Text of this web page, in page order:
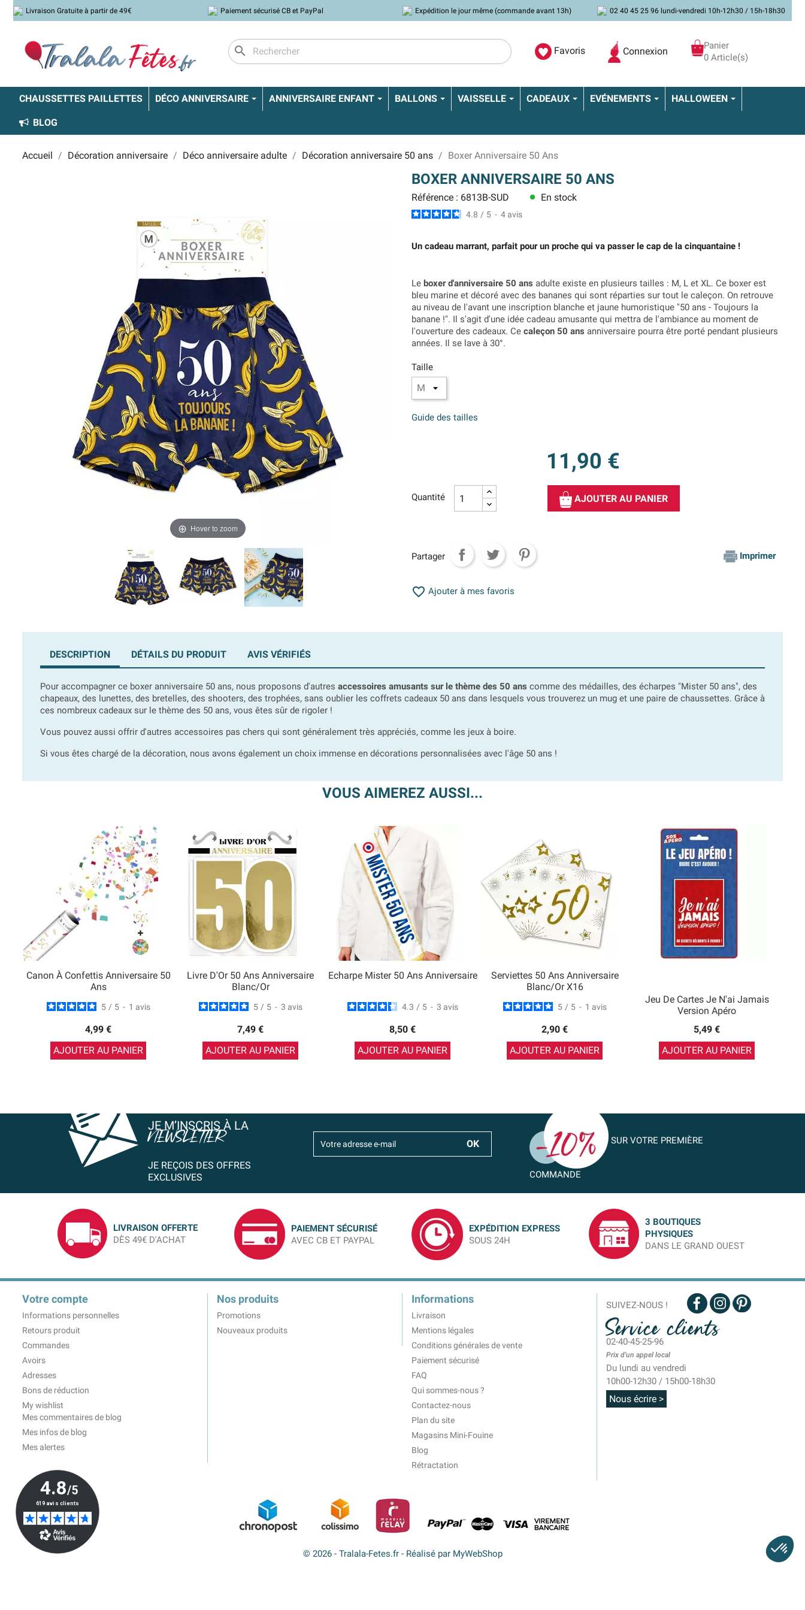
Livraison Gratuite à partir de 49€ Paiement sécurisé CB et PayPal Expédition le jour même (commande avant 13h) 02 40 45 25 96 lundi-vendredi 10h-12h30 / 15h-18h30
search Favoris Connexion
Panier
0 Article(s)
CHAUSSETTES PAILLETTES DÉCO ANNIVERSAIRE ANNIVERSAIRE ENFANT BALLONS VAISSELLE CADEAUX EVÉNEMENTS HALLOWEEN
BLOG
Accueil Décoration anniversaire Déco anniversaire adulte Décoration anniversaire 50 ans Boxer Anniversaire 50 Ans
Hover to zoom
BOXER ANNIVERSAIRE 50 ANS
Référence : 6813B-SUD lens En stock
4.8 / 5 - 4 avis
Un cadeau marrant, parfait pour un proche qui va passer le cap de la cinquantaine !
Le boxer d'anniversaire 50 ans adulte existe en plusieurs tailles : M, L et XL. Ce boxer est
bleu marine et décoré avec des bananes qui sont réparties sur tout le caleçon. On retrouve
au niveau de l'avant une inscription blanche et jaune humoristique "50 ans - Toujours la
banane !". Il s'agit d'une idée cadeau amusante qui mettra de l'ambiance au moment de
l'ouverture des cadeaux. Ce caleçon 50 ans anniversaire pourra être porté pendant plusieurs
années. Il se lave à 30°.
Taille
Guide des tailles
11,90 €
Quantité AJOUTER AU PANIER
Partager Imprimer
 Ajouter à mes favoris
DESCRIPTION DÉTAILS DU PRODUIT AVIS VÉRIFIÉS
Pour accompagner ce boxer anniversaire 50 ans, nous proposons d'autres accessoires amusants sur le thème des 50 ans comme des médailles, des écharpes "Mister 50 ans", des
chapeaux, des lunettes, des bretelles, des shooters, des trophées, sans oublier les coffrets cadeaux 50 ans dans lesquels vous trouverez un mug et une paire de chaussettes. Grâce à
ces nombreux cadeaux sur le thème des 50 ans, vous êtes sûr de rigoler !
Vous pouvez aussi offrir d'autres accessoires pas chers qui sont généralement très appréciés, comme les jeux à boire.
Si vous êtes chargé de la décoration, nous avons également un choix immense en décorations personnalisées avec l'âge 50 ans !
VOUS AIMEREZ AUSSI...
Canon À Confettis Anniversaire 50
Ans
5 / 5 - 1 avis
4,99 €
AJOUTER AU PANIER
Livre D'Or 50 Ans Anniversaire
Blanc/Or
5 / 5 - 3 avis
7,49 €
AJOUTER AU PANIER
Echarpe Mister 50 Ans Anniversaire
4.3 / 5 - 3 avis
8,50 €
AJOUTER AU PANIER
Serviettes 50 Ans Anniversaire
Blanc/Or X16
5 / 5 - 1 avis
2,90 €
AJOUTER AU PANIER
Jeu De Cartes Je N'ai Jamais
Version Apéro
5,49 €
AJOUTER AU PANIER
JE M’INSCRIS À LA
NEWSLETTER
JE REÇOIS DES OFFRES
EXCLUSIVES
SUR VOTRE PREMIÈRE
COMMANDE
LIVRAISON OFFERTE
DÈS 49€ D'ACHAT
PAIEMENT SÉCURISÉ
AVEC CB ET PAYPAL
EXPÉDITION EXPRESS
SOUS 24H
3 BOUTIQUES
PHYSIQUES
DANS LE GRAND OUEST
Votre compte
Informations personnelles
Retours produit
Commandes
Avoirs
Adresses
Bons de réduction
My wishlist
Mes commentaires de blog
Mes infos de blog
Mes alertes
Nos produits
Promotions
Nouveaux produits
Informations
Livraison
Mentions légales
Conditions générales de vente
Paiement sécurisé
FAQ
Qui sommes-nous ?
Contactez-nous
Plan du site
Magasins Mini-Fouine
Blog
Rétractation
SUIVEZ-NOUS !
Service clients
02-40-45-25-96
Prix d'un appel local
Du lundi au vendredi
10h00-12h30 / 15h00-18h30
Nous écrire >
© 2026 - Tralala-Fetes.fr - Réalisé par MyWebShop